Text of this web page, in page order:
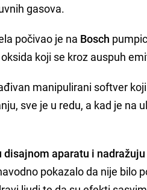
gasova.
počivao je na Bosch
koji se kroz auspuh
manipulirani softver
sve je u redu, a kad je na
aparatu i
pokazalo da nije bilo